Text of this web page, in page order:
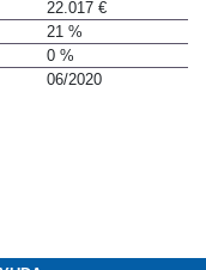
22.017 €
21 %
0 %
06/2020